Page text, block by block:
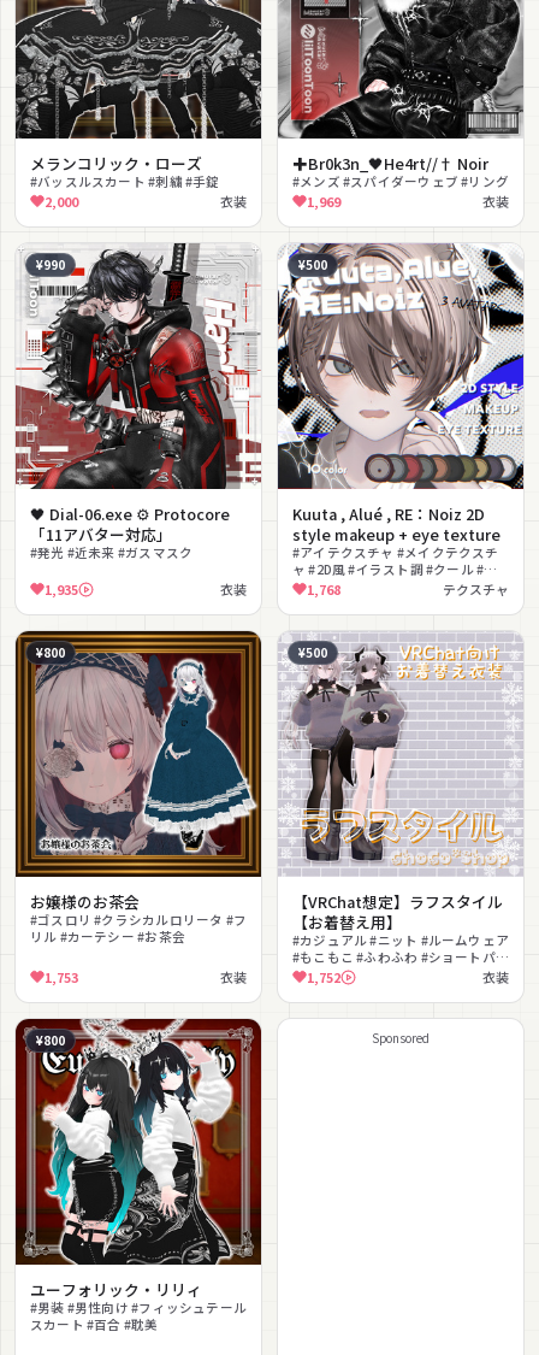
メランコリック・ローズ
#バッスルスカート #刺繍 #手錠
2,000 衣装
✚Br0k3n_🖤He4rt//† Noir
#メンズ #スパイダーウェブ #リング
1,969 衣装
¥990
🖤 Dial-06.exe ⚙️ Protocore
「11アバター対応」
#発光 #近未来 #ガスマスク
1,935 衣装
¥500
Kuuta , Alué , RE：Noiz 2D
style makeup + eye texture
#アイテクスチャ #メイクテクスチ
ャ #2D風 #イラスト調 #クール #ボ
ーイッシュ #メイク #テクスチャ
1,768 テクスチャ
¥800
お嬢様のお茶会
#ゴスロリ #クラシカルロリータ #フ
リル #カーテシー #お茶会
1,753 衣装
¥500
【VRChat想定】ラフスタイル
【お着替え用】
#カジュアル #ニット #ルームウェア
#もこもこ #ふわふわ #ショートパン
ツ #日常 #リラックス #シンプル #冬
1,752 衣装
¥800
ユーフォリック・リリィ
#男装 #男性向け #フィッシュテール
スカート #百合 #耽美
Sponsored